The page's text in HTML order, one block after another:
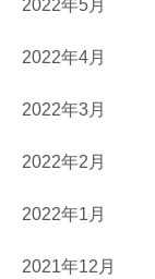
2022年5月
2022年4月
2022年3月
2022年2月
2022年1月
2021年12月